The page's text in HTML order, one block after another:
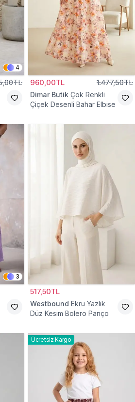
4
960,00TL 1.477,50TL
Dimar Butik Çok Renkli
Çiçek Desenli Bahar Elbise
3
517,50TL
Westbound Ekru Yazlık
Düz Kesim Bolero Panço
Ücretsiz Kargo